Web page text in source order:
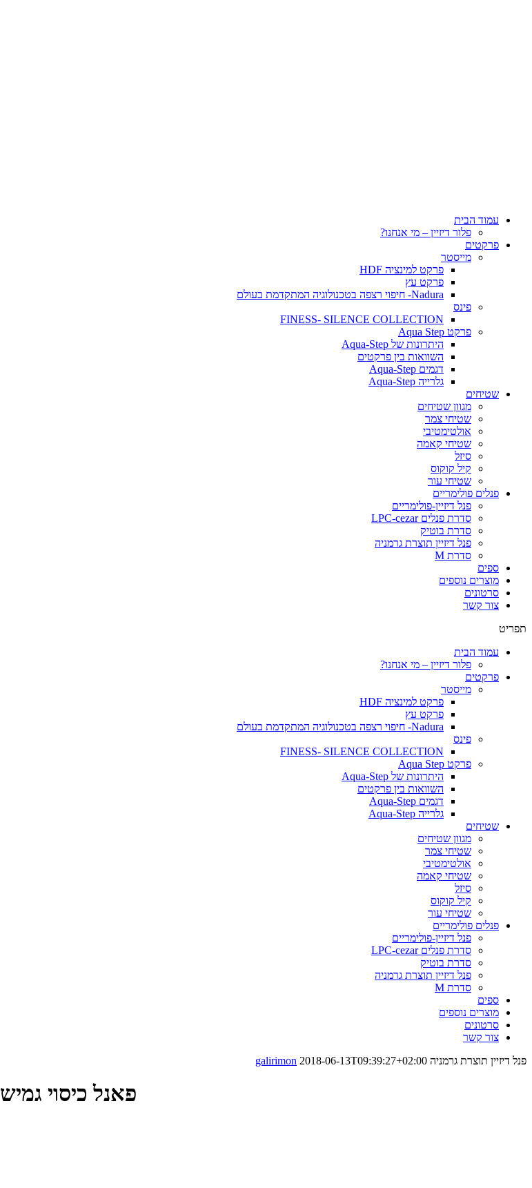
עמוד הבית
פלור דיזיין – מי אנחנו?
פרקטים
מייסטר
פרקט למינציה HDF
פרקט עץ
Nadura- חיפוי רצפה בטכנולוגיה המתקדמת בעולם
פינס
FINESS- SILENCE COLLECTION
פרקט Aqua Step
היתרונות של Aqua-Step
השוואות בין פרקטים
דגמים Aqua-Step
גלרייה Aqua-Step
שטיחים
מגוון שטיחים
שטיחי צמר
אולטימטיבי
שטיחי קאמה
סיזל
קיל קוקוס
שטיחי עור
פנלים פולימריים
פנל דיזיין-פולימריים
סדרת פנלים LPC-cezar
סדרת בוטיק
פנל דיזיין תוצרת גרמניה
סדרת M
ספים
מוצרים נוספים
סרטונים
צור קשר
תפריט
עמוד הבית
פלור דיזיין – מי אנחנו?
פרקטים
מייסטר
פרקט למינציה HDF
פרקט עץ
Nadura- חיפוי רצפה בטכנולוגיה המתקדמת בעולם
פינס
FINESS- SILENCE COLLECTION
פרקט Aqua Step
היתרונות של Aqua-Step
השוואות בין פרקטים
דגמים Aqua-Step
גלרייה Aqua-Step
שטיחים
מגוון שטיחים
שטיחי צמר
אולטימטיבי
שטיחי קאמה
סיזל
קיל קוקוס
שטיחי עור
פנלים פולימריים
פנל דיזיין-פולימריים
סדרת פנלים LPC-cezar
סדרת בוטיק
פנל דיזיין תוצרת גרמניה
סדרת M
ספים
מוצרים נוספים
סרטונים
צור קשר
פנל דיזיין תוצרת גרמניה
galirimon 2018-06-13T09:39:27+02:00
פאנל כיסוי גמיש